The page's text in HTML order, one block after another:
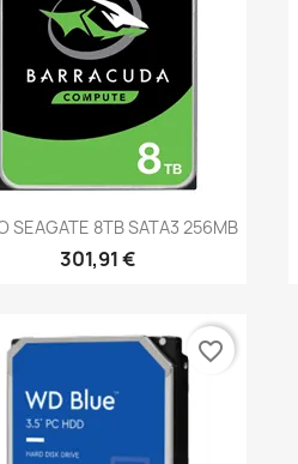
Vista rápida
SEAGATE 8TB SATA3 256MB
301,91 €
favorite_border